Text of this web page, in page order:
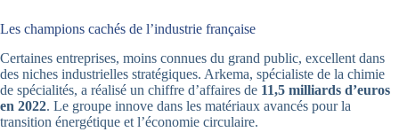
Les champions cachés de l’industrie française
Certaines entreprises, moins connues du grand public, excellent dans
des niches industrielles stratégiques. Arkema, spécialiste de la chimie
de spécialités, a réalisé un chiffre d’affaires de 11,5 milliards d’euros
en 2022. Le groupe innove dans les matériaux avancés pour la
transition énergétique et l’économie circulaire.